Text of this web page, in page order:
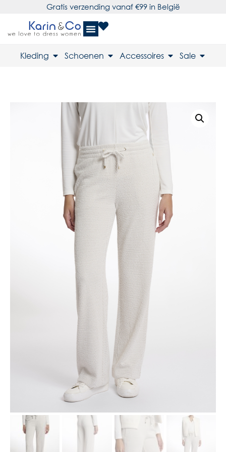
Gratis verzending vanaf €99 in België
Kleding Schoenen Accessoires Sale